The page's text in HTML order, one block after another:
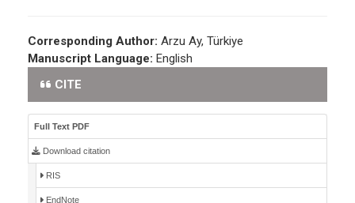
Corresponding Author: Arzu Ay, Türkiye
Manuscript Language: English
CITE
Full Text PDF
Download citation
RIS
EndNote